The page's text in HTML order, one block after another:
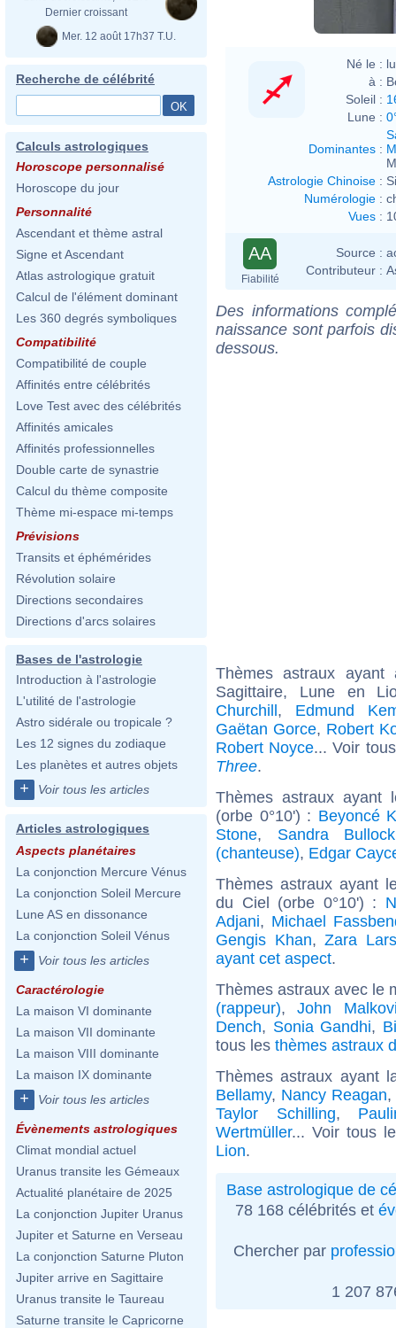
Dernier croissant
Mer. 12 août 17h37 T.U.
Recherche de célébrité
Calculs astrologiques
Horoscope personnalisé
Horoscope du jour
Personnalité
Ascendant et thème astral
Signe et Ascendant
Atlas astrologique gratuit
Calcul de l'élément dominant
Les 360 degrés symboliques
Compatibilité
Compatibilité de couple
Affinités entre célébrités
Love Test avec des célébrités
Affinités amicales
Affinités professionnelles
Double carte de synastrie
Calcul du thème composite
Thème mi-espace mi-temps
Prévisions
Transits et éphémérides
Révolution solaire
Directions secondaires
Directions d'arcs solaires
Bases de l'astrologie
Introduction à l'astrologie
L'utilité de l'astrologie
Astro sidérale ou tropicale ?
Les 12 signes du zodiaque
Les planètes et autres objets
+ Voir tous les articles
Articles astrologiques
Aspects planétaires
La conjonction Mercure Vénus
La conjonction Soleil Mercure
Lune AS en dissonance
La conjonction Soleil Vénus
+ Voir tous les articles
Caractérologie
La maison VI dominante
La maison VII dominante
La maison VIII dominante
La maison IX dominante
+ Voir tous les articles
Évènements astrologiques
Climat mondial actuel
Uranus transite les Gémeaux
Actualité planétaire de 2025
La conjonction Jupiter Uranus
Jupiter et Saturne en Verseau
La conjonction Saturne Pluton
Jupiter arrive en Sagittaire
Uranus transite le Taureau
Saturne transite le Capricorne
Né le :
à :
Soleil :
Lune :
Dominantes :
Astrologie Chinoise :
Numérologie :
Vues :
AA
Fiabilité
Source :
Contributeur :
Des informations
naissance sont parfois
dessous.
Thèmes astraux
Sagittaire, Lune en
Churchill, Edmund
Gaëtan Gorce, Robert
Robert Noyce... Voir
Three.
Thèmes astraux ayant
(orbe 0°10') : Beyoncé
Stone, Sandra Bullock
(chanteuse), Edgar
Thèmes astraux ayant
du Ciel (orbe 0°10') :
Adjani, Michael
Gengis Khan, Zara
ayant cet aspect.
Thèmes astraux avec le
(rappeur),John
Dench, Sonia Gandhi,
tous les thèmes astraux
Thèmes astraux ayant
Bellamy, Nancy Reagan,
Taylor Schilling,
Wertmüller... Voir tous
Lion.
Base astrologique de
78 168 célébrités et
Chercher par
1 207